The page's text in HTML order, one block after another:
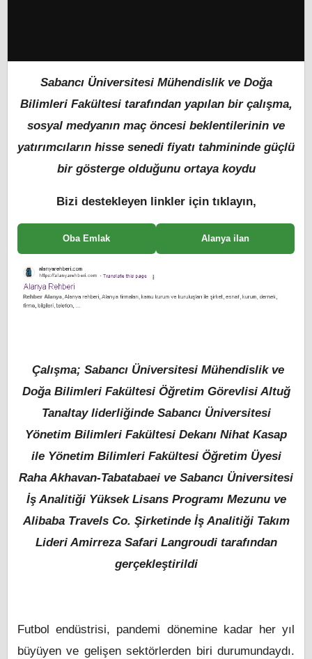
Sabancı Üniversitesi Mühendislik ve Doğa
Bilimleri Fakültesi tarafından yapılan bir çalışma,
sosyal medyanın maç öncesi beklentilerinin ve
yatırımcıların hisse senedi fiyatı tahmininde güçlü
bir gösterge olduğunu ortaya koydu
Bizi destekleyen linkler için tıklayın,
Oba Emlak Alanya ilan
Çalışma; Sabancı Üniversitesi Mühendislik ve
Doğa Bilimleri Fakültesi Öğretim Görevlisi Altuğ
Tanaltay liderliğinde Sabancı Üniversitesi
Yönetim Bilimleri Fakültesi Dekanı Nihat Kasap
ile Yönetim Bilimleri Fakültesi Öğretim Üyesi
Raha Akhavan-Tabatabaei ve Sabancı Üniversitesi
İş Analitiği Yüksek Lisans Programı Mezunu ve
Alibaba Travels Co. Şirketinde İş Analitiği Takım
Lideri Amirreza Safari Langroudi tarafından
gerçekleştirildi
Futbol endüstrisi, pandemi dönemine kadar her yıl
büyüyen ve gelişen sektörlerden biri durumundaydı.